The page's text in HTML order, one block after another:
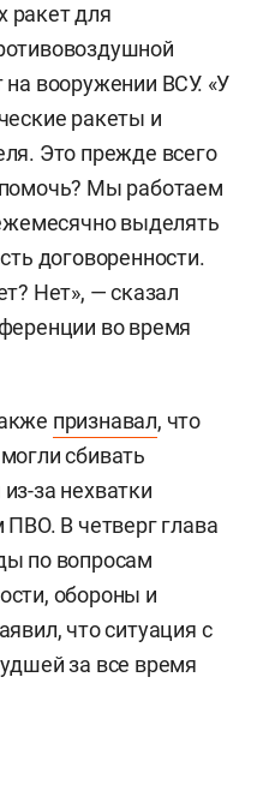
ракет для
вооружении ВСУ. «У
ракеты и
Это прежде всего
Мы работаем
выделять
договоренности.
Нет», — сказал
во время
признавал, что
сбивать
за нехватки
ПВО. В четверг глава
по вопросам
обороны и
что ситуация с
за все время